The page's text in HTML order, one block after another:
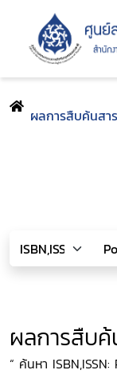
ผลการสืบค้นสา
ผลการสืบ
“ ค้นหา